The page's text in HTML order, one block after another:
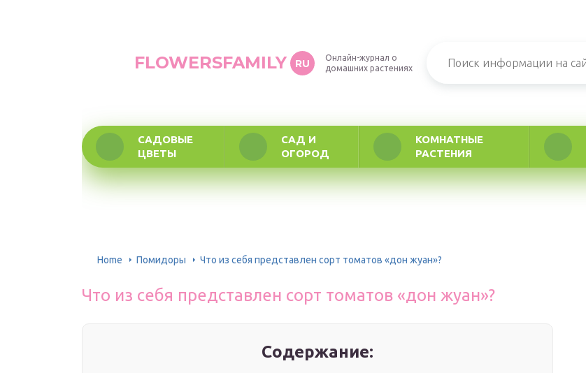
FLOWERSFAMILY RU
Онлайн-журнал о
домашних растениях
САДОВЫЕ
ЦВЕТЫ
САД И
ОГОРОД
КОМНАТНЫЕ
РАСТЕНИЯ
Home Помидоры Что из себя представлен сорт томатов «дон жуан»?
Что из себя представлен сорт томатов «дон жуан»?
Содержание: